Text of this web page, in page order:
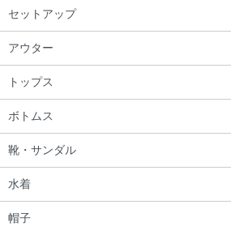
セットアップ
アウター
トップス
ボトムス
靴・サンダル
水着
帽子